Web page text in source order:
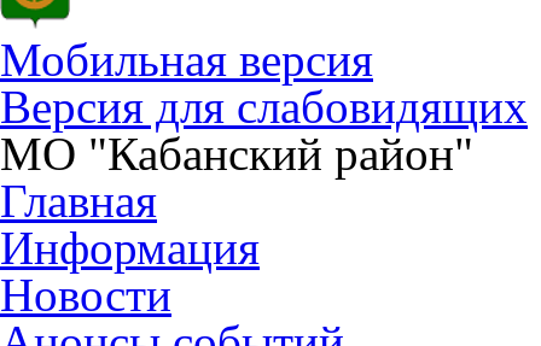
Мобильная версия
Версия для слабовидящих
МО "Кабанский район"
Главная
Информация
Новости